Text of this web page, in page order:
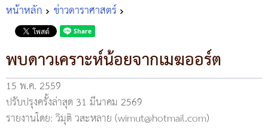
หน้าหลัก ข่าวดาราศาสตร์
พบดาวเคราะห์น้อยจากเมฆออร์ต
15 พ.ค. 2559
ปรับปรุงครั้งล่าสุด 31 มีนาคม 2569
รายงานโดย: วิมุติ วสะหลาย (wimut@hotmail.com)